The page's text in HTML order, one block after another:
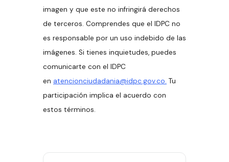
imagen y que este no infringirá derechos
de terceros. Comprendes que el IDPC no
es responsable por un uso indebido de las
imágenes. Si tienes inquietudes, puedes
comunicarte con el IDPC
en atencionciudadania@idpc.gov.co. Tu
participación implica el acuerdo con
estos términos.